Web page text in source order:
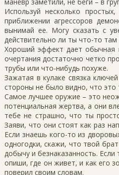
Используй несколько
приближении агрессоров
вынимай ее. Могу сказать с
действительно ли ты что-то
Хороший эффект дает обычная
очертания достаточно четко
трубы или что-нибудь похуже.
Зажатая в кулаке связка
стороны не было видно, что это
Самое лучшее оружие – это
потенциальная жертва, а они
тебе не страшно, что ты
Заяви, что они стоят как раз
Если знаешь кого-то из
одногодки, скажи, что твой
добычу и безнаказанность.
опиши, где он живет, и как его
поверил своим словам.